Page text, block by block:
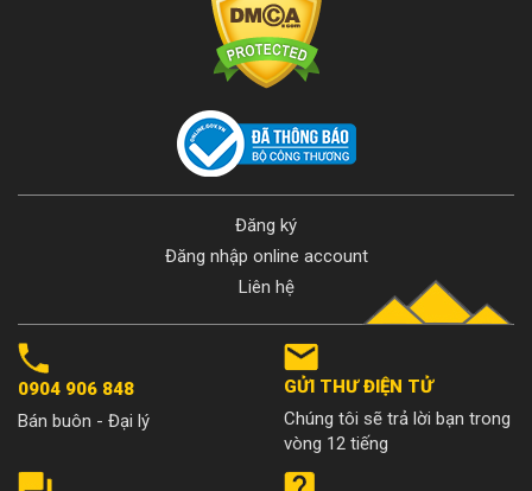
Đăng ký
Đăng nhập online account
Liên hệ
0904 906 848
Bán buôn - Đại lý
GỬI THƯ ĐIỆN TỬ
Chúng tôi sẽ trả lời bạn trong
vòng 12 tiếng